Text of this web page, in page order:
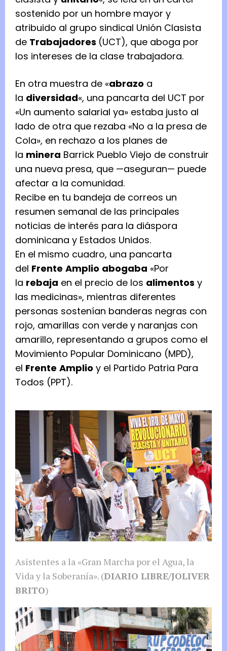
sostenido por un hombre mayor y
atribuido al grupo sindical Unión Clasista
de Trabajadores (UCT), que aboga por
los intereses de la clase trabajadora.
En otra muestra de «abrazo a
la diversidad«, una pancarta del UCT por
«Un aumento salarial ya» estaba justo al
lado de otra que rezaba «No a la presa de
Cola», en rechazo a los planes de
la minera Barrick Pueblo Viejo de construir
una nueva presa, que —aseguran— puede
afectar a la comunidad.
Recibe en tu bandeja de correos un
resumen semanal de las principales
noticias de interés para la diáspora
dominicana y Estados Unidos.
En el mismo cuadro, una pancarta
del Frente Amplio abogaba «Por
la rebaja en el precio de los alimentos y
las medicinas», mientras diferentes
personas sostenían banderas negras con
rojo, amarillas con verde y naranjas con
amarillo, representando a grupos como el
Movimiento Popular Dominicano (MPD),
el Frente Amplio y el Partido Patria Para
Todos (PPT).
Asistentes a la «Gran Marcha por el Agua, la
Vida y la Soberanía». (DIARIO LIBRE/JOLIVER
BRITO)